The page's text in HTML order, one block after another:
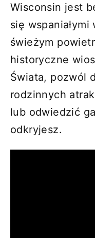
Wisconsin jest
się
świeżym
historyczne
Świata, pozwól
rodzinnych
lub odwiedzić
odkryjesz.